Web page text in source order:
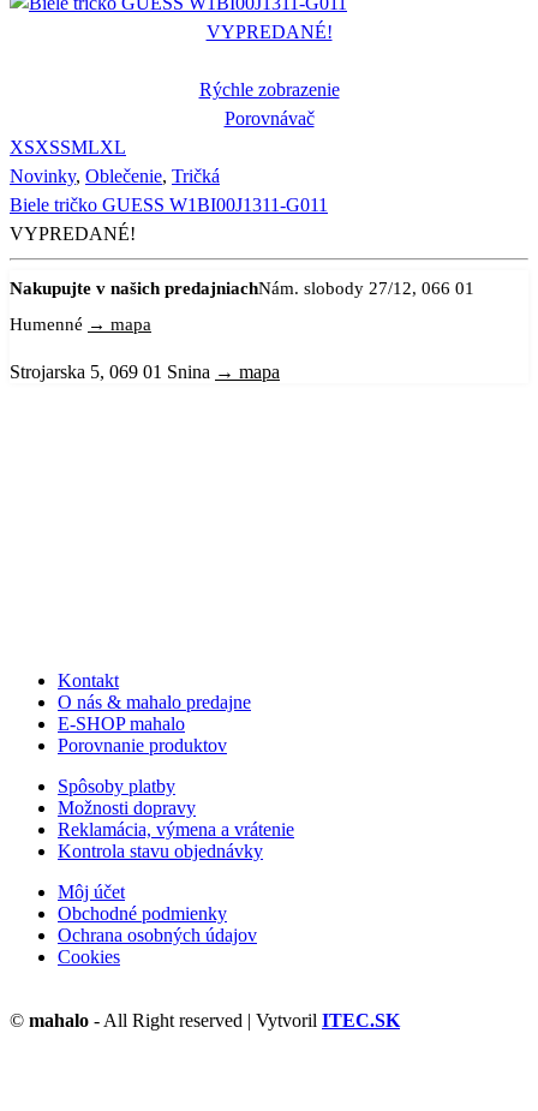
VYPREDANÉ!
Rýchle zobrazenie
Porovnávač
XSXSSMLXL
Novinky, Oblečenie, Tričká
Biele tričko GUESS W1BI00J1311-G011
VYPREDANÉ!
Nakupujte v našich predajniachNám. slobody 27/12, 066 01
Humenné → mapa
Strojarska 5, 069 01 Snina → mapa
Kontakt
O nás & mahalo predajne
E-SHOP mahalo
Porovnanie produktov
Spôsoby platby
Možnosti dopravy
Reklamácia, výmena a vrátenie
Kontrola stavu objednávky
Môj účet
Obchodné podmienky
Ochrana osobných údajov
Cookies
© mahalo - All Right reserved | Vytvoril ITEC.SK